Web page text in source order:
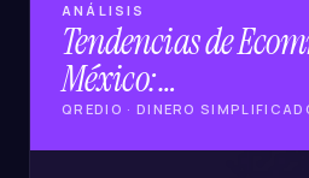
ANÁLISIS
Tendencias de
México:…
QREDIO · DINERO